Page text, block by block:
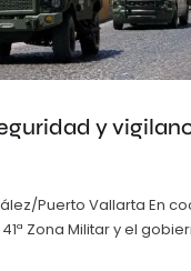
y
Puerto Vallarta En
Zona Militar y el